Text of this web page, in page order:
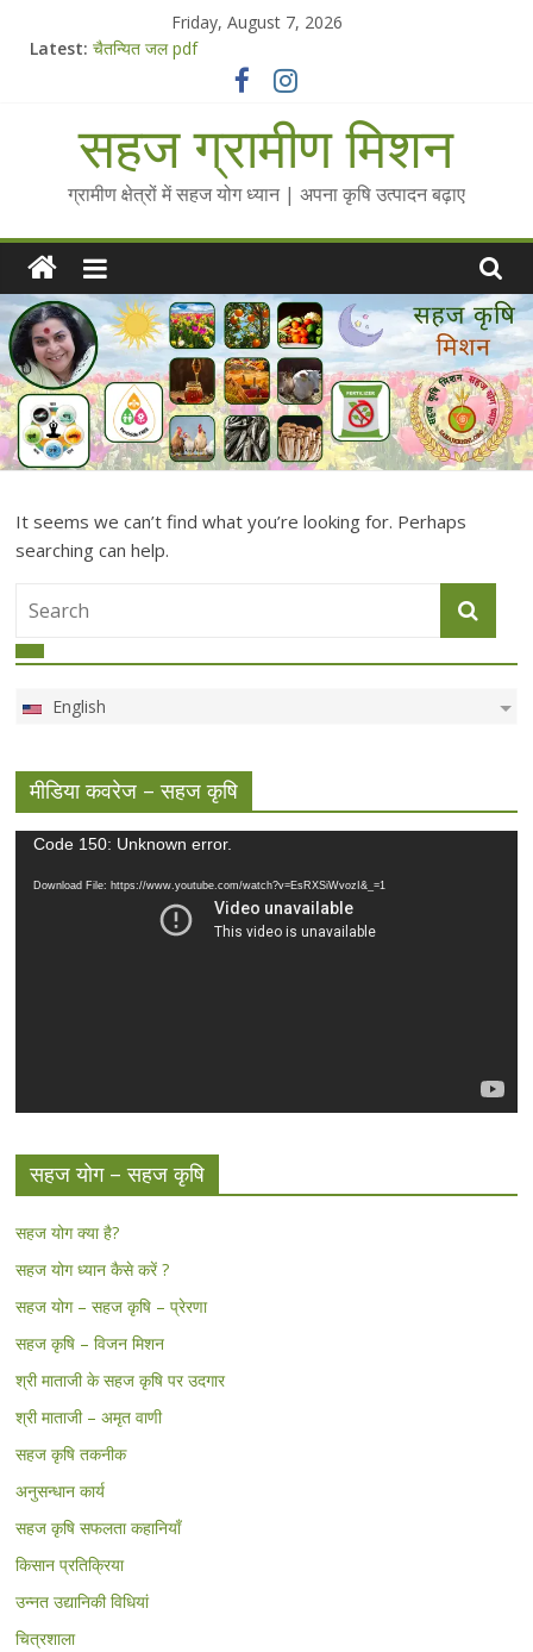
Friday, August 7, 2026
Latest:
सहज कृषि प्रचार-प्रसार किट
चैतन्यित जल pdf
Standee Designs @ 2025 for Sahaj Krishi Promotions
Collected Talks on Vibrated Water
सहज ग्रामीण मिशन
ग्रामीण क्षेत्रों में सहज योग ध्यान | अपना कृषि उत्पादन बढ़ाए
It seems we can’t find what you’re looking for. Perhaps
searching can help.
English
मीडिया कवरेज – सहज कृषि
Video
Code 150: Unknown error.
Download File: https://www.youtube.com/watch?v=EsRXSiWvozI&_=1
सहज योग – सहज कृषि
सहज योग क्या है?
सहज योग ध्यान कैसे करें ?
सहज योग – सहज कृषि – प्रेरणा
सहज कृषि – विजन मिशन
श्री माताजी के सहज कृषि पर उदगार
श्री माताजी – अमृत वाणी
सहज कृषि तकनीक
अनुसन्धान कार्य
सहज कृषि सफलता कहानियाँ
किसान प्रतिक्रिया
उन्नत उद्यानिकी विधियां
चित्रशाला